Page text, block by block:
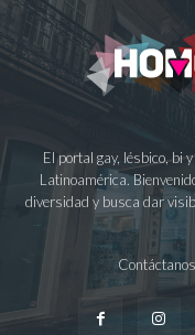
El portal gay, lésbico, bi
Latinoamérica.
diversidad y busca dar